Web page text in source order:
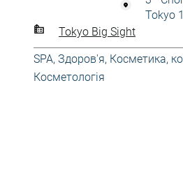
Tokyo
Tokyo Big Sight
SPA, Здоров'я, Косметика,
Косметологія